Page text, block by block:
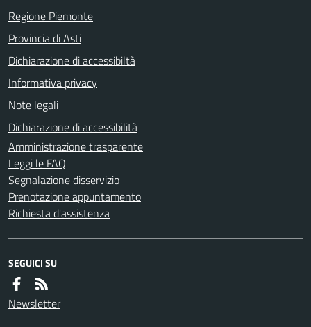
Regione Piemonte
Provincia di Asti
Dichiarazione di accessibiltà
Informativa privacy
Note legali
Dichiarazione di accessibilità
Amministrazione trasparente
Leggi le FAQ
Segnalazione disservizio
Prenotazione appuntamento
Richiesta d'assistenza
SEGUICI SU
Newsletter